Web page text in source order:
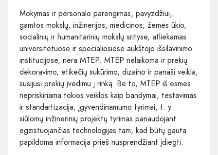
Mokymas ir personalo parengimas, pavyzdžiui,
gamtos mokslų, inžinerijos, medicinos, žemės ūkio,
socialinių ir humanitarinių mokslų srityse, atliekamas
universitetuose ir specialiosiose aukštojo išsilavinimo
institucijose, nėra MTEP. MTEP nelaikoma ir prekių
dekoravimo, etikečių sukūrimo, dizaino ir panaši veikla,
susijusi prekių įvedimu į rinką. Be to, MTEP iš esmės
nepriskiriama tokios veiklos kaip bandymai, testavimas
ir standartizacija; įgyvendinamumo tyrimai, t. y.
siūlomų inžinerinių projektų tyrimas panaudojant
egzistuojančias technologijas tam, kad būtų gauta
papildoma informacija prieš nusprendžiant įdiegti.